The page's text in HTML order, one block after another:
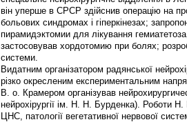
він уперше в СРСР здійснив операцію на
больових синдромах і гіперкінезах;
пирамидэктомии для лікування
застосовував хордотомию при болях;
системи.
Видатним організатором радянської
різко окресленим експериментальним
В. о. Крамером організував
нейрохірургії ім. Н. Н. Бурденка). Роботи
ЦНС, патології вегетативної нервової